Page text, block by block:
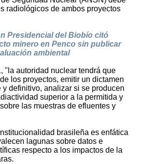
radiológicos de ambos proyectos
Presidencial del Biobío citó
minero en Penco sin publicar
ambiental
, "la autoridad nuclear tendrá que
los proyectos, emitir un dictamen
definitivo, analizar si se producen
superior a la permitida y
las muestras de efluentes y
brasileña es enfática
lagunas sobre datos e
respecto a los impactos de la